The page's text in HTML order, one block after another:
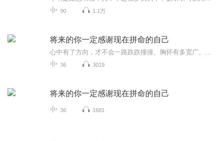
90 1.1万
将来的你一定感谢现在拼命的自己
36 3019
将来的你一定感谢现在拼命的自己
36 1681